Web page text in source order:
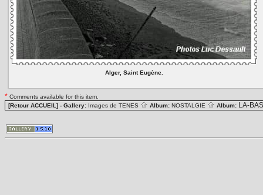
Alger, Saint Eugène.
* Comments available for this item.
[Retour ACCUEIL] - Gallery: Images de TENES Album: NOSTALGIE Album: LA-BAS